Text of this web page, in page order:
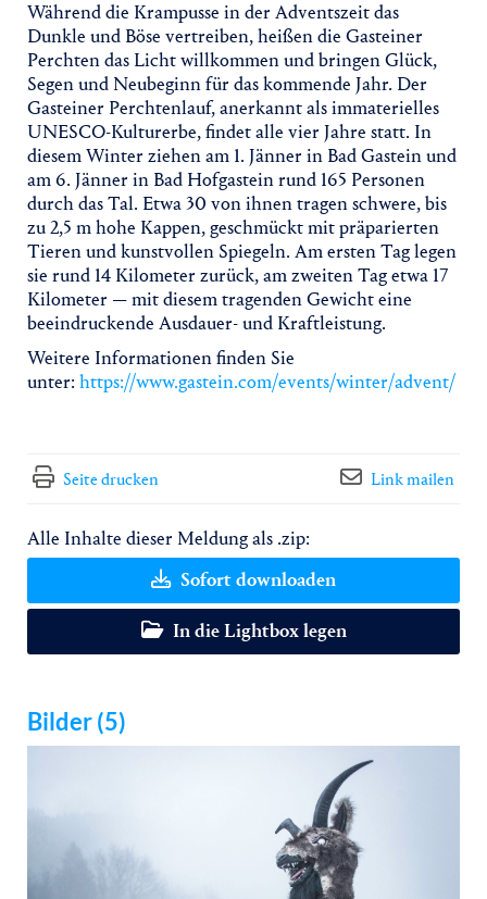
Während die Krampusse in der Adventszeit das
Dunkle und Böse vertreiben, heißen die Gasteiner
Perchten das Licht willkommen und bringen Glück,
Segen und Neubeginn für das kommende Jahr. Der
Gasteiner Perchtenlauf, anerkannt als immaterielles
UNESCO-Kulturerbe, findet alle vier Jahre statt. In
diesem Winter ziehen am 1. Jänner in Bad Gastein und
am 6. Jänner in Bad Hofgastein rund 165 Personen
durch das Tal. Etwa 30 von ihnen tragen schwere, bis
zu 2,5 m hohe Kappen, geschmückt mit präparierten
Tieren und kunstvollen Spiegeln. Am ersten Tag legen
sie rund 14 Kilometer zurück, am zweiten Tag etwa 17
Kilometer — mit diesem tragenden Gewicht eine
beeindruckende Ausdauer- und Kraftleistung.
Weitere Informationen finden Sie
unter: https://www.gastein.com/events/winter/advent/
Seite drucken Link mailen
Alle Inhalte dieser Meldung als .zip:
Sofort downloaden
In die Lightbox legen
Bilder (5)